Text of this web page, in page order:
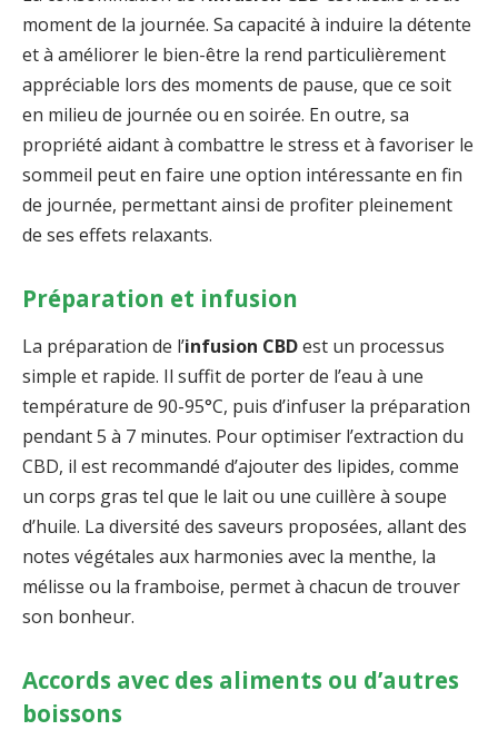
moment de la journée. Sa capacité à induire la détente
et à améliorer le bien-être la rend particulièrement
appréciable lors des moments de pause, que ce soit
en milieu de journée ou en soirée. En outre, sa
propriété aidant à combattre le stress et à favoriser le
sommeil peut en faire une option intéressante en fin
de journée, permettant ainsi de profiter pleinement
de ses effets relaxants.
Préparation et infusion
La préparation de l’infusion CBDest un processus
simple et rapide. Il suffit de porter de l’eau à une
température de 90-95°C, puis d’infuser la préparation
pendant 5 à 7 minutes. Pour optimiser l’extraction du
CBD, il est recommandé d’ajouter des lipides, comme
un corps gras tel que le lait ou une cuillère à soupe
d’huile. La diversité des saveurs proposées, allant des
notes végétales aux harmonies avec la menthe, la
mélisse ou la framboise, permet à chacun de trouver
son bonheur.
Accords avec des aliments ou d’autres
boissons